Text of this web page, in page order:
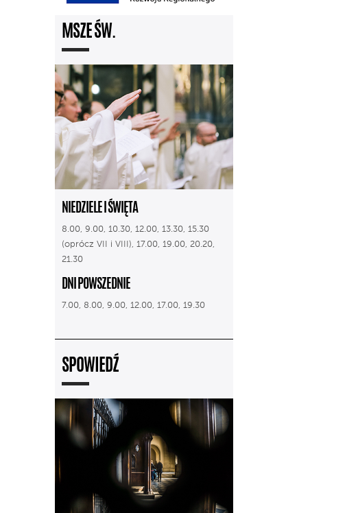
MSZE ŚW.
NIEDZIELE I ŚWIĘTA
8.00, 9.00, 10.30, 12.00, 13.30, 15.30
(oprócz VII i VIII), 17.00, 19.00, 20.20,
21.30
DNI POWSZEDNIE
7.00, 8.00, 9.00, 12.00, 17.00, 19.30
SPOWIEDŹ